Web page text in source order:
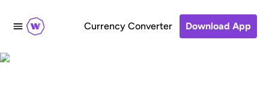
Currency Converter Download App